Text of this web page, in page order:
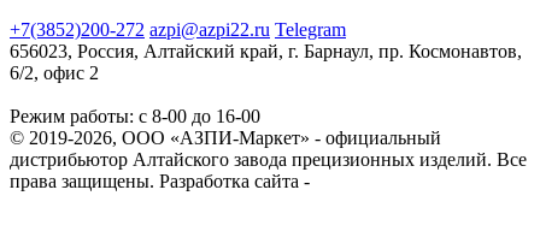
+7(3852)200-272 azpi@azpi22.ru Telegram
656023, Россия, Алтайский край, г. Барнаул, пр. Космонавтов,
6/2, офис 2
Режим работы: с 8-00 до 16-00
© 2019-2026, ООО «АЗПИ-Маркет» - официальный
дистрибьютор Алтайского завода прецизионных изделий. Все
права защищены. Разработка сайта -